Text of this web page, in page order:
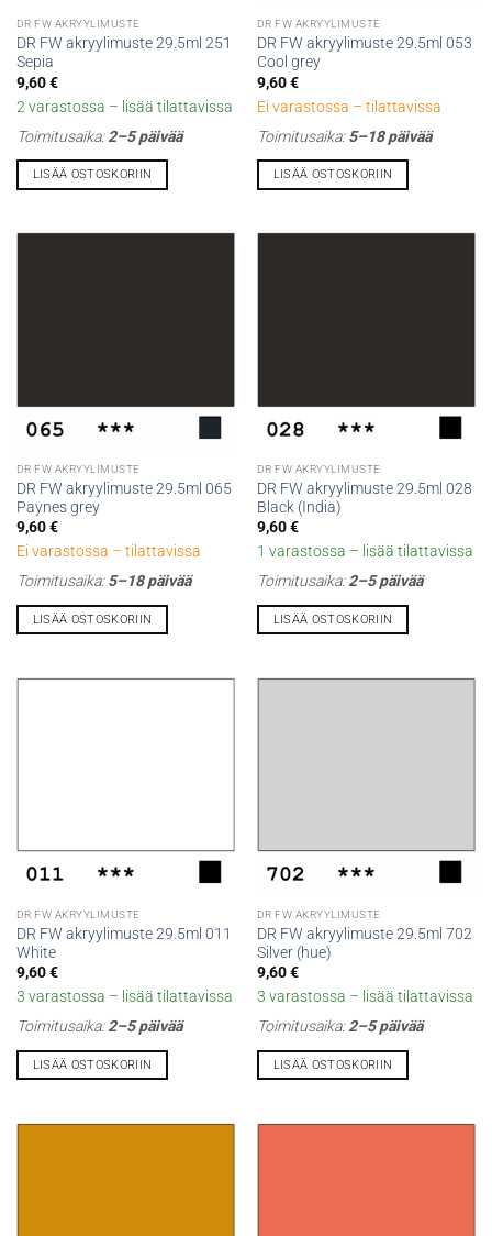
DR FW AKRYYLIMUSTE
DR FW akryylimuste 29.5ml 251
Sepia
9,60€
2 varastossa – lisää tilattavissa
Toimitusaika:2–5 päivää
LISÄÄ OSTOSKORIIN
DR FW AKRYYLIMUSTE
DR FW akryylimuste 29.5ml 053
Cool grey
9,60€
Ei varastossa – tilattavissa
Toimitusaika:5–18 päivää
LISÄÄ OSTOSKORIIN
DR FW AKRYYLIMUSTE
DR FW akryylimuste 29.5ml 065
Paynes grey
9,60€
Ei varastossa – tilattavissa
Toimitusaika:5–18 päivää
LISÄÄ OSTOSKORIIN
DR FW AKRYYLIMUSTE
DR FW akryylimuste 29.5ml 028
Black (India)
9,60€
1 varastossa – lisää tilattavissa
Toimitusaika:2–5 päivää
LISÄÄ OSTOSKORIIN
DR FW AKRYYLIMUSTE
DR FW akryylimuste 29.5ml 011
White
9,60€
3 varastossa – lisää tilattavissa
Toimitusaika:2–5 päivää
LISÄÄ OSTOSKORIIN
DR FW AKRYYLIMUSTE
DR FW akryylimuste 29.5ml 702
Silver (hue)
9,60€
3 varastossa – lisää tilattavissa
Toimitusaika:2–5 päivää
LISÄÄ OSTOSKORIIN